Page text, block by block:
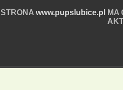
STRONA www.pupslubice.pl
MA